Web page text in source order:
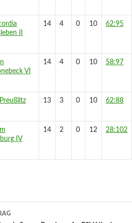
II
14 4 0 10 62:95
VI
14 4 0 10 58:97
Preußlitz 13 3 0 10 62:88
IV
14 2 0 12 28:102